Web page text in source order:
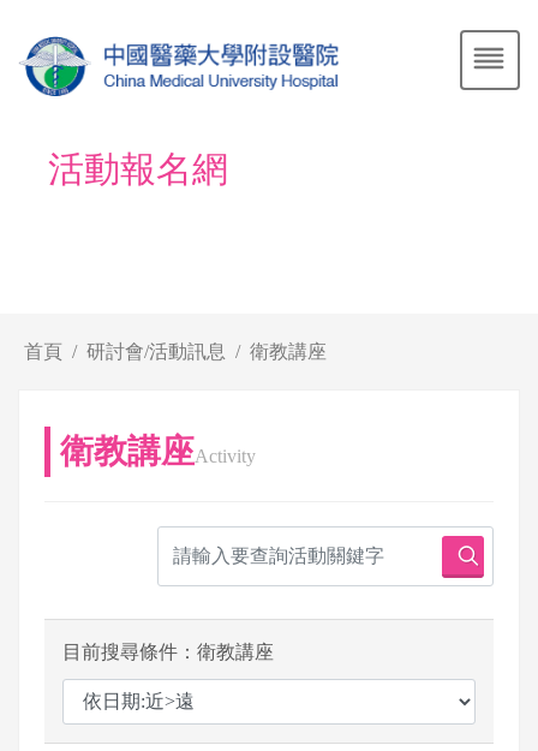
活動報名網
首頁 研討會/活動訊息 衛教講座
衛教講座Activity
目前搜尋條件：衛教講座